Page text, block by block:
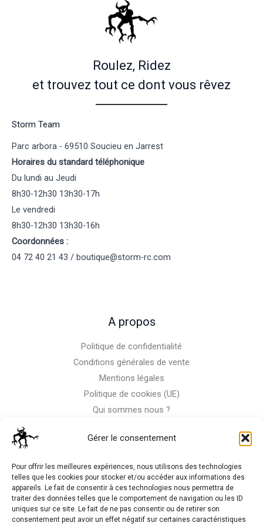
Gérer le consentement
Pour offrir les meilleures expériences, nous utilisons des technologies
telles que les cookies pour stocker et/ou accéder aux informations des
appareils. Le fait de consentir à ces technologies nous permettra de
traiter des données telles que le comportement de navigation ou les ID
uniques sur ce site. Le fait de ne pas consentir ou de retirer son
consentement peut avoir un effet négatif sur certaines caractéristiques
Roulez, Ridez
et trouvez tout ce dont vous rêvez
Storm Team
Parc arbora - 69510 Soucieu en Jarrest
Horaires du standard téléphonique
Du lundi au Jeudi
8h30-12h30 13h30-17h
Le vendredi
8h30-12h30 13h30-16h
Coordonnées :
04 72 40 21 43 / boutique@storm-rc.com
A propos
Politique de confidentialité
Conditions générales de vente
Mentions légales
Politique de cookies (UE)
Qui sommes nous ?
La Moto n'est pas notre seule passion, venez visiter notre
shop de RC